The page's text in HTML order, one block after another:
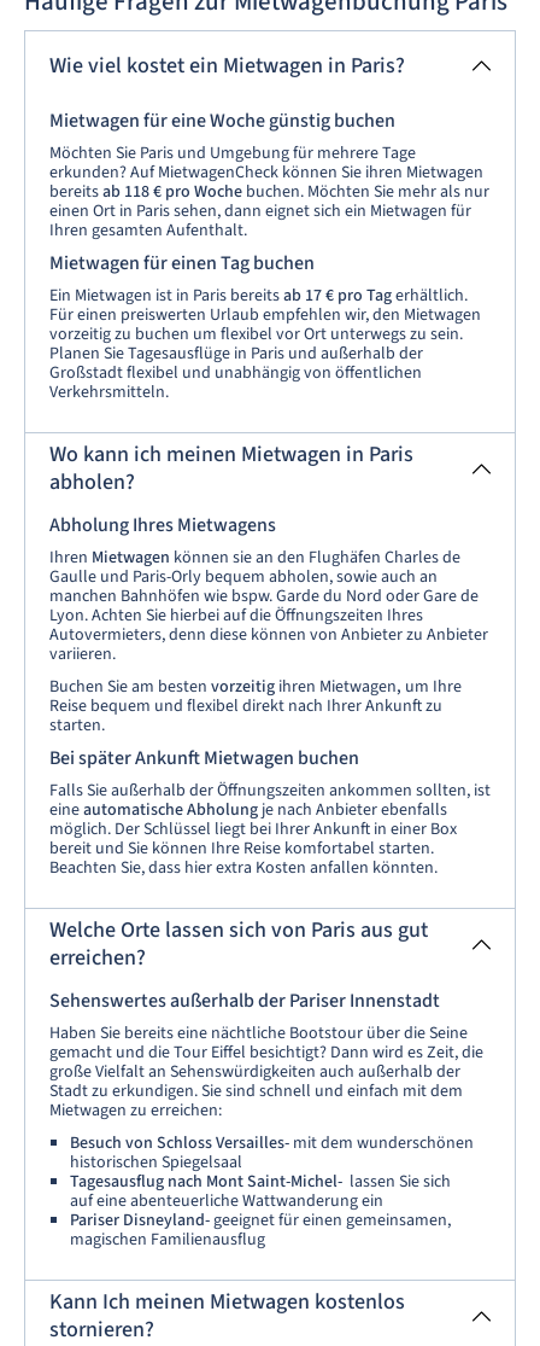
Wie viel kostet ein Mietwagen in Paris?
Mietwagen für eine Woche günstig buchen
Möchten Sie Paris und Umgebung für mehrere Tage
erkunden? Auf MietwagenCheck können Sie ihren Mietwagen
bereitsab 118 € pro Woche buchen. Möchten Sie mehr als nur
einen Ort in Paris sehen, dann eignet sich ein Mietwagen für
Ihren gesamten Aufenthalt.
Mietwagen für einen Tag buchen
Ein Mietwagen ist in Paris bereitsab 17 € pro Tagerhältlich.
Für einen preiswerten Urlaub empfehlen wir, den Mietwagen
vorzeitig zu buchen um flexibel vor Ort unterwegs zu sein.
Planen Sie Tagesausflüge in Paris und außerhalb der
Großstadt flexibel und unabhängig von öffentlichen
Verkehrsmitteln.
Wo kann ich meinen Mietwagen in Paris
abholen?
Abholung Ihres Mietwagens
Ihren Mietwagen können sie an den Flughäfen Charles de
Gaulle und Paris-Orly bequem abholen, sowie auch an
manchen Bahnhöfen wie bspw. Garde du Nord oder Gare de
Lyon. Achten Sie hierbei auf die Öffnungszeiten Ihres
Autovermieters, denn diese können von Anbieter zu Anbieter
variieren.
Buchen Sie am besten vorzeitig ihren Mietwagen, um Ihre
Reise bequem und flexibel direkt nach Ihrer Ankunft zu
starten.
Bei später Ankunft Mietwagen buchen
Falls Sie außerhalb der Öffnungszeiten ankommen sollten, ist
eineautomatische Abholung je nach Anbieter ebenfalls
möglich. Der Schlüssel liegt bei Ihrer Ankunft in einer Box
bereit und Sie können Ihre Reise komfortabel starten.
Beachten Sie, dass hier extra Kosten anfallen könnten.
Welche Orte lassen sich von Paris aus gut
erreichen?
Sehenswertes außerhalb der Pariser Innenstadt
Haben Sie bereits eine nächtliche Bootstour über die Seine
gemacht und die Tour Eiffel besichtigt? Dann wird es Zeit, die
große Vielfalt an Sehenswürdigkeiten auch außerhalb der
Stadt zu erkundigen. Sie sind schnell und einfach mit dem
Mietwagen zu erreichen:
Besuch von Schloss Versailles- mit dem wunderschönen
historischen Spiegelsaal
Tagesausflug nach Mont Saint-Michel- lassen Sie sich
auf eine abenteuerliche Wattwanderung ein
Pariser Disneyland-geeignet für einen gemeinsamen,
magischen Familienausflug
Kann Ich meinen Mietwagen kostenlos
stornieren?